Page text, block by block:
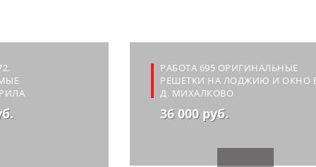
РАБОТА 695 ОРИГИНАЛЬНЫЕ
РЕШЕТКИ НА ЛОДЖИЮ И ОКНО
Д. МИХАЛКОВО
36 000 руб.